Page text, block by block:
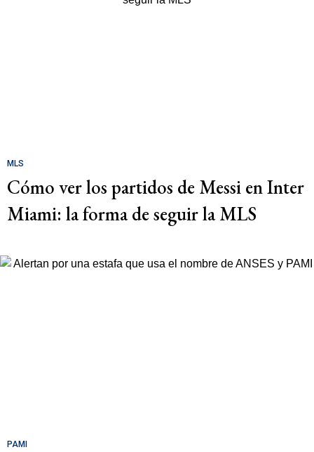
MLS
Cómo ver los partidos de Messi en Inter
Miami: la forma de seguir la MLS
PAMI